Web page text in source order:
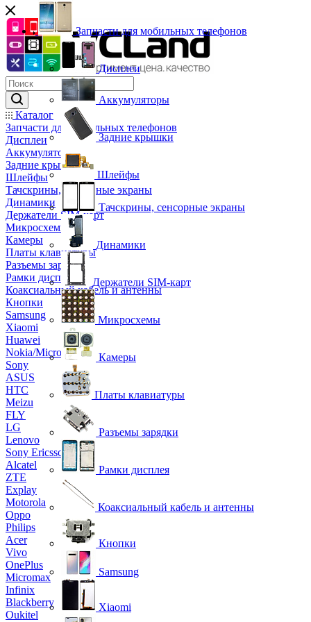
Каталог
Запчасти для мобильных телефонов
Дисплеи
Аккумуляторы
Задние крышки
Шлейфы
Тачскрины, сенсорные экраны
Динамики
Держатели SIM-карт
Микросхемы
Камеры
Платы клавиатуры
Разъемы зарядки
Рамки дисплея
Коаксиальный кабель и антенны
Кнопки
Samsung
Xiaomi
Huawei
Nokia/Microsoft
Sony
ASUS
HTC
Meizu
FLY
LG
Lenovo
Sony Ericsson
Alcatel
ZTE
Explay
Motorola
Oppo
Philips
Acer
Vivo
OnePlus
Micromax
Infinix
Blackberry
Oukitel
Запчасти для мобильных телефонов
Дисплеи
Аккумуляторы
Задние крышки
Шлейфы
Тачскрины, сенсорные экраны
Динамики
Держатели SIM-карт
Микросхемы
Камеры
Платы клавиатуры
Разъемы зарядки
Рамки дисплея
Коаксиальный кабель и антенны
Кнопки
Samsung
Xiaomi